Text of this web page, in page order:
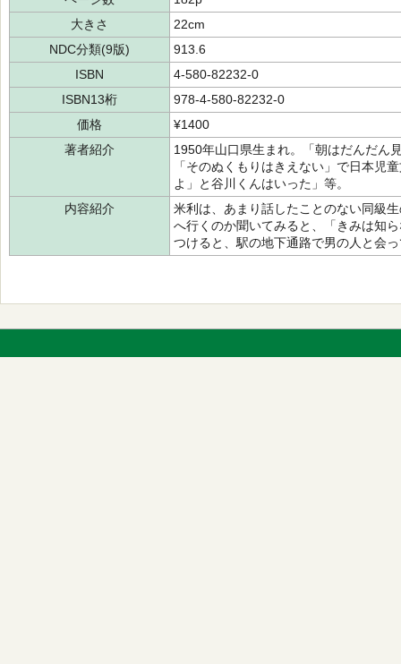
大きさ
22cm
NDC分類(9版)
913.6
ISBN
4-580-82232-0
ISBN13桁
978-4-580-82232-0
価格
¥1400
著者紹介
1950年山口県生まれ。「朝はだんだん
「そのぬくもりはきえない」で日本児
よ」と谷川くんはいった」等。
内容紹介
米利は、あまり話したことのない同級
へ行くのか聞いてみると、「きみは知
つけると、駅の地下通路で男の人と会